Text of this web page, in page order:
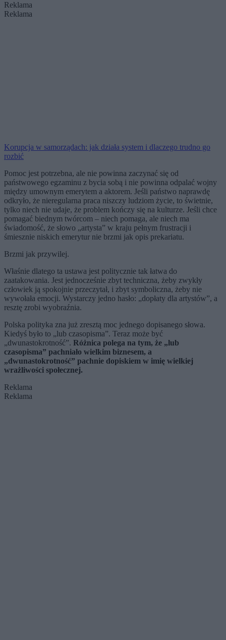
Reklama
Reklama
Korupcja w samorządach: jak działa system i dlaczego trudno go
rozbić
Pomoc jest potrzebna, ale nie powinna zaczynać się od
państwowego egzaminu z bycia sobą i nie powinna odpalać wojny
między umownym emerytem a aktorem. Jeśli państwo naprawdę
odkryło, że nieregularna praca niszczy ludziom życie, to świetnie,
tylko niech nie udaje, że problem kończy się na kulturze. Jeśli chce
pomagać biednym twórcom – niech pomaga, ale niech ma
świadomość, że słowo „artysta” w kraju pełnym frustracji i
śmiesznie niskich emerytur nie brzmi jak opis prekariatu.
Brzmi jak przywilej.
Właśnie dlatego ta ustawa jest politycznie tak łatwa do
zaatakowania. Jest jednocześnie zbyt techniczna, żeby zwykły
człowiek ją spokojnie przeczytał, i zbyt symboliczna, żeby nie
wywołała emocji. Wystarczy jedno hasło: „dopłaty dla artystów”, a
resztę zrobi wyobraźnia.
Polska polityka zna już zresztą moc jednego dopisanego słowa.
Kiedyś było to „lub czasopisma”. Teraz może być
„dwunastokrotność”. Różnica polega na tym, że „lub
czasopisma” pachniało wielkim biznesem, a
„dwunastokrotność” pachnie dopiskiem w imię wielkiej
wrażliwości społecznej.
Reklama
Reklama